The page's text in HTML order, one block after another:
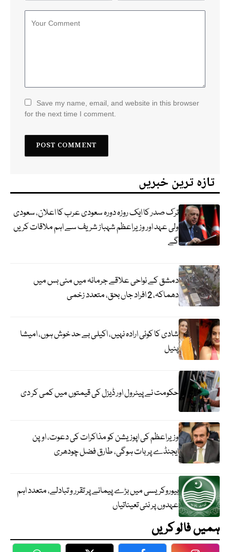
Save my name, email, and website in this browser
for the next time I comment.
تازہ ترین خبریں
ترک صدر کا ایک روزہ دورہ سعودی عرب کا اعلان، سعودی
ولی عہد اور وزیراعظم شہباز شریف سے اہم ملاقات کریں
گے
دمشق کے نواحی علاقے جرمانہ میں منی بس میں
دھماکہ، 2 افراد جاں بحق، متعدد زخمی
شادی کا کوئی ارادہ نہیں، اکیلی بے حد خوش ہوں، امیشا
پٹیل
حکومت نے پیٹرول اور ڈیزل کی قیمتوں میں کمی کر دی
وزیراعظم کی اپوزیشن کو مذاکرات کی دعوت، اوپن
ایجنڈے پر بات ہوگی، طارق فضل چودھری
بیوروکریسی میں بڑے پیمانے پر تقرر و تبادلے، متعدد اہم
عہدوں پر نئی تعیناتیاں
ہمیں فالو کریں